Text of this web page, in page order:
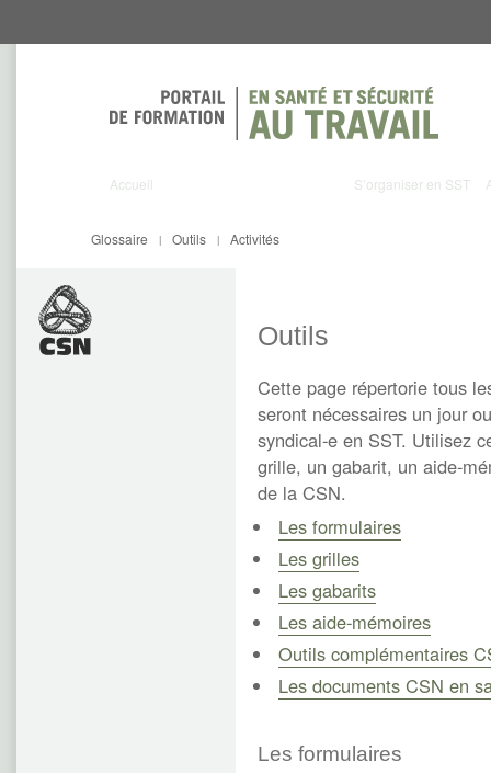
au
au
Accueil S’organiser en SST
Activités
Outils |
Glossaire |
Outils
Cette page répertorie tous
seront nécessaires un jour
syndical-e en SST. Utilisez
grille, un gabarit, un aide-
de la CSN.
Les formulaires
Les grilles
Les gabarits
Les aide-mémoires
Outils complémentaires
Les documents CSN en
Les formulaires